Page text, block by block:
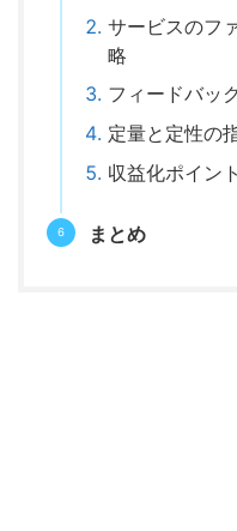
サービスのフ
略
フィードバッ
定量と定性の
収益化ポイン
まとめ